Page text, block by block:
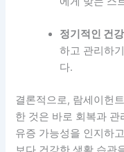
정기적인 건
하고 관리하
다.
결론적으로, 람세이헌
한 것은 바로 회복과
유증 가능성을 인지하